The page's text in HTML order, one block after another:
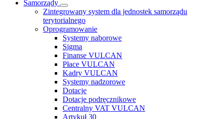
Samorządy
Zintegrowany system dla jednostek samorządu
terytorialnego
Oprogramowanie
Systemy naborowe
Sigma
Finanse VULCAN
Płace VULCAN
Kadry VULCAN
Systemy nadzorowe
Dotacje
Dotacje podręcznikowe
Centralny VAT VULCAN
Artykuł 30